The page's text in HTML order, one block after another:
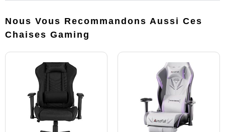
Nous Vous Recommandons Aussi Ces
Chaises Gaming